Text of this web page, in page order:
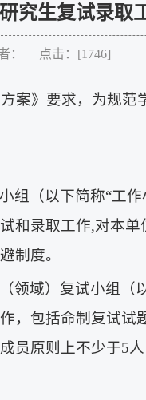
究生复试录取
者： 点击：[1746]
案》要求，为规范
组（以下简称“工
和录取工作,对本
制度。
领域）复试小组（
，包括命制复试试
原则上不少于5人